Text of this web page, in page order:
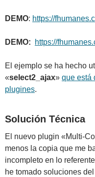
DEMO: https://
DEMO: https://
El ejemplo se ha hecho
«select2_ajax» que está
plugines.
Solución Técnica
El nuevo plugin «Multi-
menos la copia que me
incompleto en lo
he tomado soluciones